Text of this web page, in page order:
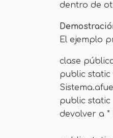
dentro de
El ejemplo
clase
public static
public static
devolver a *